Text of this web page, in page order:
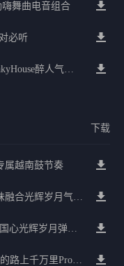
嗨舞曲电音组合
必听
东南亚节奏遇上广西咚鼓全英文FunkyHouse醉人气氛派对串烧
下载
属越南鼓节奏
经典好歌梦里水乡祝你平安金曲回味融合光辉岁月气氛中文兄弟串烧
中英文ClubDance慢慢嗨碰撞我的中国心光辉岁月弹鼓车载
夜店必放电鼓House外文超嗨联合爱的路上千万里Prog包房漫步上头